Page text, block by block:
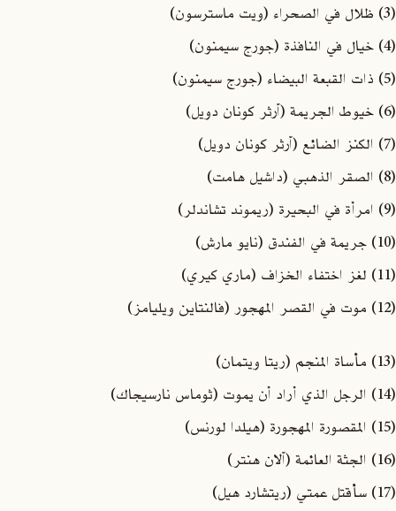
(3) ظلال في الصحراء (ويت ماسترسون)
(4) خيال في النافذة (جورج سيمنون)
(5) ذات القبعة البيضاء (جورج سيمنون)
(6) خيوط الجريمة (آرثر كونان دويل)
(7) الكنز الضائع (آرثر كونان دويل)
(8) الصقر الذهبي (داشيل هامت)
(9) امرأة في البحيرة (ريموند تشاندلر)
(10) جريمة في الفندق (نايو مارش)
(11) لغز اختفاء الخزاف (ماري كيري)
(12) موت في القصر المهجور (فالنتاين ويليامز)
(13) مأساة المنجم (ريتا ويتمان)
(14) الرجل الذي أراد أن يموت (ثوماس نارسيجاك)
(15) المقصورة المهجورة (هيلدا لورنس)
(16) الجثة العائمة (آلان هنتر)
(17) سأقتل عمتي (ريتشارد هيل)